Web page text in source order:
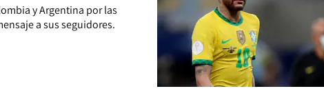
y Argentina por las
a sus seguidores.